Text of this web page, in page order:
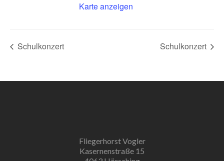
Karte anzeigen
Schulkonzert Schulkonzert
Fliegerhorst Vogler
Kasernenstraße 15